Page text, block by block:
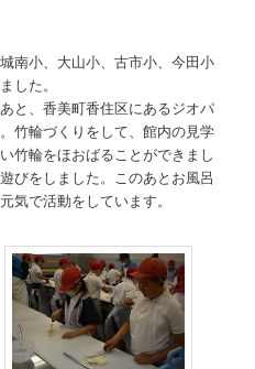
南小、大山小、古市小、今田小
した。
と、香美町香住区にあるジオパ
竹輪づくりをして、館内の見学
竹輪をほおばることができまし
びをしました。このあとお風呂
気で活動をしています。